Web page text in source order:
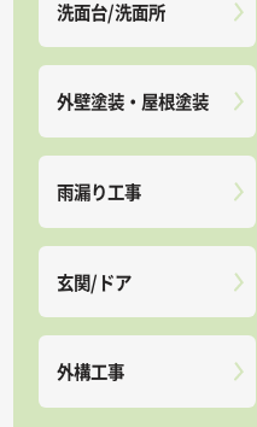
洗面台/洗面所
外壁塗装・屋根塗装
雨漏り工事
玄関/ドア
外構工事